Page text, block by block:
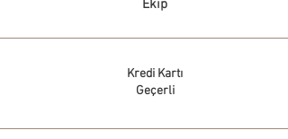
Ekip
Kredi Kartı
Geçerli